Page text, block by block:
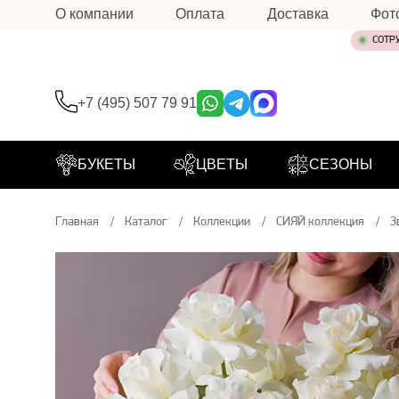
О компании Оплата Доставка
+7 (495) 507 79 91
БУКЕТЫ ЦВЕТЫ СЕЗОНЫ
Главная Каталог Коллекции СИЯЙ коллекция